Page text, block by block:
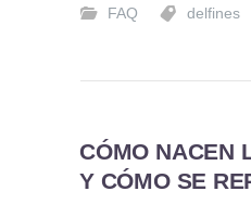
FAQ delfines
CÓMO NACEN
Y CÓMO SE